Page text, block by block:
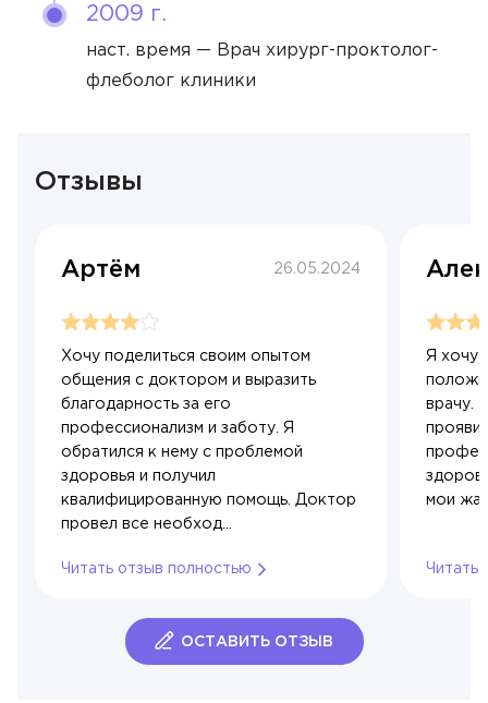
2009 г.
наст. время — Врач хирург-проктолог-
флеболог клиники
Отзывы
Артём 26.05.2024
Хочу поделиться своим опытом
общения с доктором и выразить
благодарность за его
профессионализм и заботу. Я
обратился к нему с проблемой
здоровья и получил
квалифицированную помощь. Доктор
провел все необход...
Читать отзыв полностью
Я хочу
врачу.
мои
Читать
ОСТАВИТЬ ОТЗЫВ